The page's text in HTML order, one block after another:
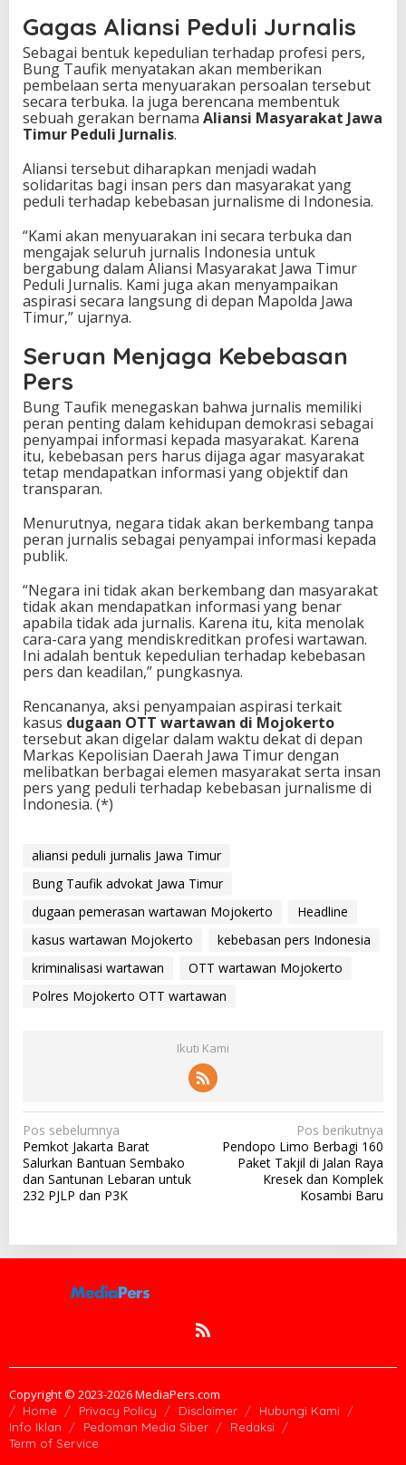
Gagas Aliansi Peduli Jurnalis
Sebagai bentuk kepedulian terhadap profesi pers,
Bung Taufik menyatakan akan memberikan
pembelaan serta menyuarakan persoalan tersebut
secara terbuka. Ia juga berencana membentuk
sebuah gerakan bernama Aliansi Masyarakat Jawa
Timur Peduli Jurnalis.
Aliansi tersebut diharapkan menjadi wadah
solidaritas bagi insan pers dan masyarakat yang
peduli terhadap kebebasan jurnalisme di Indonesia.
“Kami akan menyuarakan ini secara terbuka dan
mengajak seluruh jurnalis Indonesia untuk
bergabung dalam Aliansi Masyarakat Jawa Timur
Peduli Jurnalis. Kami juga akan menyampaikan
aspirasi secara langsung di depan Mapolda Jawa
Timur,” ujarnya.
Seruan Menjaga Kebebasan
Pers
Bung Taufik menegaskan bahwa jurnalis memiliki
peran penting dalam kehidupan demokrasi sebagai
penyampai informasi kepada masyarakat. Karena
itu, kebebasan pers harus dijaga agar masyarakat
tetap mendapatkan informasi yang objektif dan
transparan.
Menurutnya, negara tidak akan berkembang tanpa
peran jurnalis sebagai penyampai informasi kepada
publik.
“Negara ini tidak akan berkembang dan masyarakat
tidak akan mendapatkan informasi yang benar
apabila tidak ada jurnalis. Karena itu, kita menolak
cara-cara yang mendiskreditkan profesi wartawan.
Ini adalah bentuk kepedulian terhadap kebebasan
pers dan keadilan,” pungkasnya.
Rencananya, aksi penyampaian aspirasi terkait
kasus dugaan OTT wartawan di Mojokerto
tersebut akan digelar dalam waktu dekat di depan
Markas Kepolisian Daerah Jawa Timur dengan
melibatkan berbagai elemen masyarakat serta insan
pers yang peduli terhadap kebebasan jurnalisme di
Indonesia. (*)
aliansi peduli jurnalis Jawa Timur
Bung Taufik advokat Jawa Timur
dugaan pemerasan wartawan Mojokerto
Headline
kasus wartawan Mojokerto
kebebasan pers Indonesia
kriminalisasi wartawan
OTT wartawan Mojokerto
Polres Mojokerto OTT wartawan
Ikuti Kami
N
a
v
i
a
Pos sebelumnya
Pemkot Jakarta Barat
Salurkan Bantuan Sembako
dan Santunan Lebaran untuk
232 PJLP dan P3K
Pos berikutnya
Pendopo Limo Berbagi 160
Paket Takjil di Jalan Raya
Kresek dan Komplek
Kosambi Baru
Copyright © 2023-2026 MediaPers.com
Home Privacy Policy Disclaimer
Hubungi Kami
Info Iklan
Pedoman Media Siber
Redaksi
Term of Service